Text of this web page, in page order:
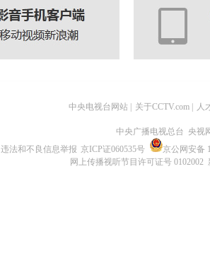
中央电视台网站 关于CCTV.com 人
中央广播电视总台 央视
违法和不良信息举报 京ICP证060535号
京公网安备
网上传播视听节目许可证号 0102002